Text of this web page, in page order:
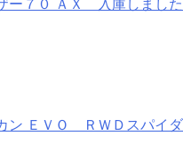
ー７０ ＡＸ 入庫しました
ン ＥＶＯ ＲＷＤスパイダ